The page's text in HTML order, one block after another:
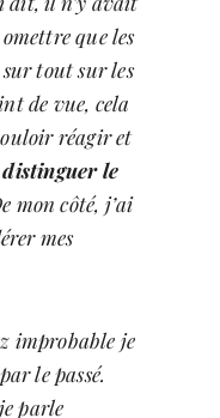
que les
sur tout sur les
de vue, cela
réagir et
le
mon côté, j’ai
mes
improbable je
le passé.
parle